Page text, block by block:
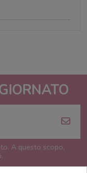
A questo scopo,